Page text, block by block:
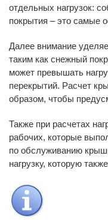
отдельных нагрузок:
покрытия – это самые
Далее внимание
таким как снежный
может превышать
перекрытий. Расчет
образом, чтобы
Также при расчетах
рабочих, которые
по обслуживанию
нагрузку, которую